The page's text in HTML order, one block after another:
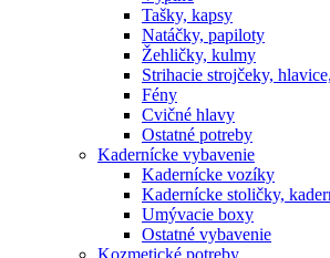
Tašky, kapsy
Natáčky, papiloty
Žehličky, kulmy
Strihacie strojčeky,
Fény
Cvičné hlavy
Ostatné potreby
Kadernícke vybavenie
Kadernícke vozíky
Kadernícke stoličky,
Umývacie boxy
Ostatné vybavenie
Kozmetické potreby